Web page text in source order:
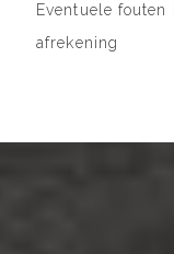
Eventuele
afrekening